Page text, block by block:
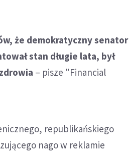
że demokratyczny senator
stan długie lata, był
– pisze "Financial
republikańskiego
nago w reklamie